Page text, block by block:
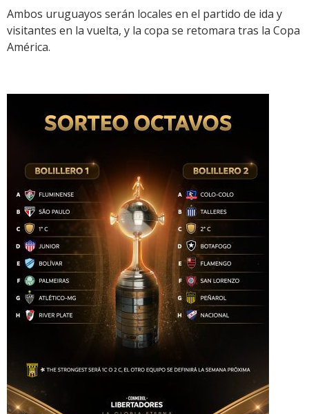
Ambos uruguayos serán locales en el partido de ida y
visitantes en la vuelta, y la copa se retomara tras la Copa
América.